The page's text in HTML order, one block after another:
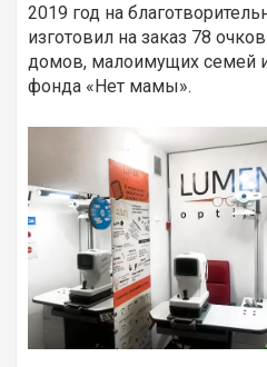
2019 год на
изготовил на заказ 78
домов, малоимущих семей и
фонда «Нет мамы».